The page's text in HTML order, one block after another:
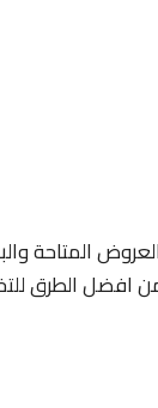
المتاحة
افضل الطرق